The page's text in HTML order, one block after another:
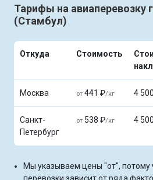
Тарифы на авиаперевозку
(Стамбул)
Откуда Стоимость
Москва от 441 ₽/кг 4
Санкт-
Петербург
от 538 ₽/кг 4
Мы указываем цены "от", потому